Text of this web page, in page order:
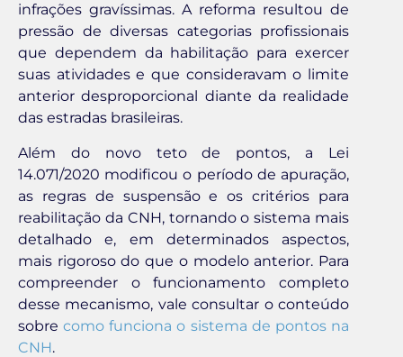
infrações gravíssimas. A reforma resultou de
pressão de diversas categorias profissionais
que dependem da habilitação para exercer
suas atividades e que consideravam o limite
anterior desproporcional diante da realidade
das estradas brasileiras.
Além do novo teto de pontos, a Lei
14.071/2020 modificou o período de apuração,
as regras de suspensão e os critérios para
reabilitação da CNH, tornando o sistema mais
detalhado e, em determinados aspectos,
mais rigoroso do que o modelo anterior. Para
compreender o funcionamento completo
desse mecanismo, vale consultar o conteúdo
sobrecomo funciona o sistema de pontos na
CNH.